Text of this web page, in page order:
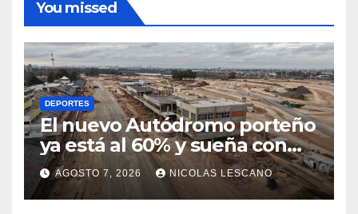
You missed
DEPORTES
El nuevo Autódromo porteño
ya está al 60% y sueña con
volver a tener Fórmula 1
AGOSTO 7, 2026 NICOLAS LESCANO